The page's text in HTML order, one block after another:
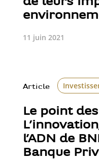
11 juin 2021
Article
Le point
l’ADN de
Banque